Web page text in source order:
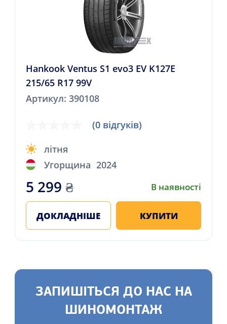
Hankook Ventus S1 evo3 EV K127E
215/65 R17 99V
Артикул: 390108
(0 відгуків)
літня
Угорщина 2024
5 299 ₴ В наявності
ДОКЛАДНІШЕ КУПИТИ
ЗАПИШІТЬСЯ ДО НАС НА
ШИНОМОНТАЖ